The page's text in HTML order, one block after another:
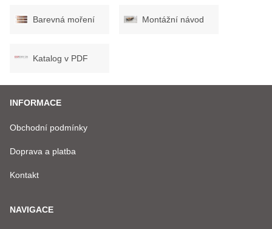
Barevná moření Montážní návod
Katalog v PDF
INFORMACE
Obchodní podmínky
Doprava a platba
Kontakt
NAVIGACE